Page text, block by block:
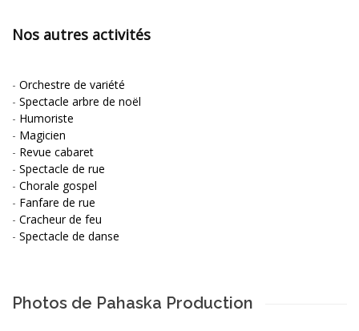
Nos autres activités
- Orchestre de variété
- Spectacle arbre de noël
- Humoriste
- Magicien
- Revue cabaret
- Spectacle de rue
- Chorale gospel
- Fanfare de rue
- Cracheur de feu
- Spectacle de danse
Photos de Pahaska Production